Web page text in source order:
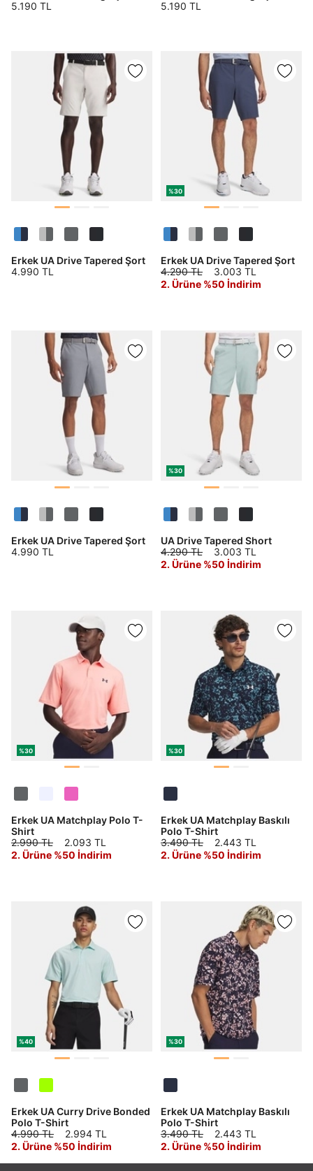
5.190 TL
5.190 TL
Erkek UA Drive Tapered Şort
4.990 TL
%30
Erkek UA Drive Tapered Şort
4.290 TL
3.003 TL
2. Ürüne %50 İndirim
Erkek UA Drive Tapered Şort
4.990 TL
%30
UA Drive Tapered Short
4.290 TL
3.003 TL
2. Ürüne %50 İndirim
%30
Erkek UA Matchplay Polo T-
Shirt
2.990 TL
2.093 TL
2. Ürüne %50 İndirim
%30
Erkek UA Matchplay Baskılı
Polo T-Shirt
3.490 TL
2.443 TL
2. Ürüne %50 İndirim
%40
Erkek UA Curry Drive Bonded
Polo T-Shirt
4.990 TL
2.994 TL
2. Ürüne %50 İndirim
%30
Erkek UA Matchplay Baskılı
Polo T-Shirt
3.490 TL
2.443 TL
2. Ürüne %50 İndirim